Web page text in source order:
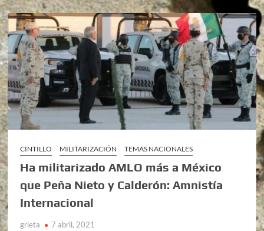
CINTILLO MILITARIZACIÓN TEMAS NACIONALES
Ha militarizado AMLO más a México
que Peña Nieto y Calderón: Amnistía
Internacional
grieta 7 abril, 2021